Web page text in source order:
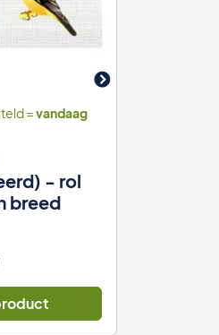
=vandaag
- rol
breed